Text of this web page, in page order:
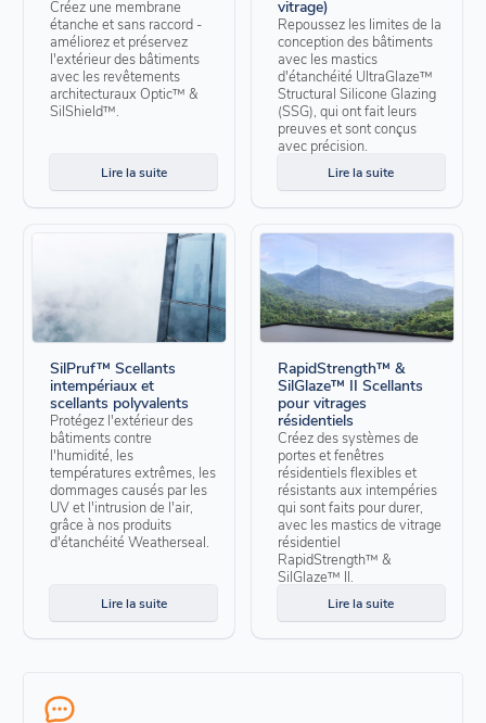
Créez une membrane
étanche et sans raccord -
améliorez et préservez
l'extérieur des bâtiments
avec les revêtements
architecturaux Optic™ &
SilShield™.
Lire la suite
vitrage)
Repoussez les limites de la
conception des bâtiments
avec les mastics
d'étanchéité UltraGlaze™
Structural Silicone Glazing
(SSG), qui ont fait leurs
preuves et sont conçus
avec précision.
Lire la suite
SilPruf™ Scellants
intempériaux et
scellants polyvalents
Protégez l'extérieur des
bâtiments contre
l'humidité, les
températures extrêmes, les
dommages causés par les
UV et l'intrusion de l'air,
grâce à nos produits
d'étanchéité Weatherseal.
Lire la suite
RapidStrength™ &
SilGlaze™ II Scellants
pour vitrages
résidentiels
Créez des systèmes de
portes et fenêtres
résidentiels flexibles et
résistants aux intempéries
qui sont faits pour durer,
avec les mastics de vitrage
résidentiel
RapidStrength™ &
SilGlaze™ II.
Lire la suite